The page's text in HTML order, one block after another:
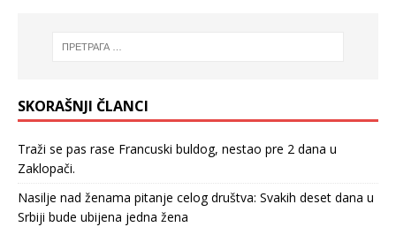
SKORAŠNJI ČLANCI
Traži se pas rase Francuski buldog, nestao pre 2 dana u
Zaklopači.
Nasilje nad ženama pitanje celog društva: Svakih deset dana u
Srbiji bude ubijena jedna žena